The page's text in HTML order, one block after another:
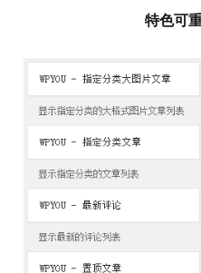
特色可